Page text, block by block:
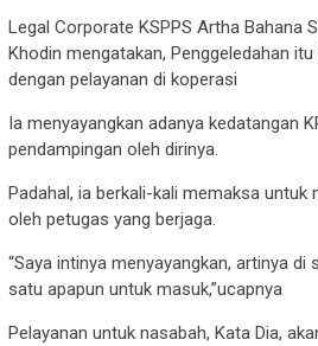
Legal Corporate KSPPS Artha Bahana
Khodin mengatakan, Penggeledahan
dengan pelayanan di koperasi
Ia menyayangkan adanya kedatangan
pendampingan oleh dirinya.
Padahal, ia berkali-kali memaksa untuk
oleh petugas yang berjaga.
“Saya intinya menyayangkan, artinya di
satu apapun untuk masuk,”ucapnya
Pelayanan untuk nasabah, Kata Dia,